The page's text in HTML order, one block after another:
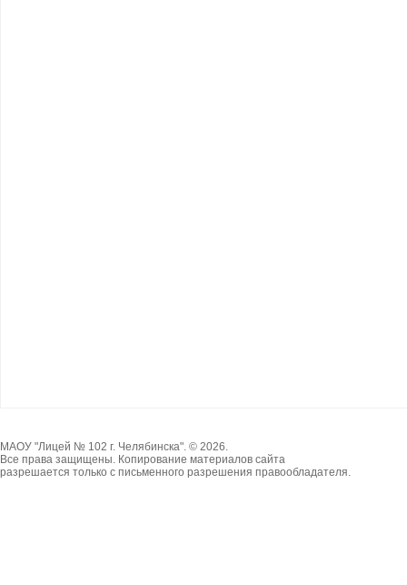
МАОУ "Лицей № 102 г. Челябинска". © 2026.
Все права защищены. Копирование материалов сайта
разрешается только с письменного разрешения правообладателя.